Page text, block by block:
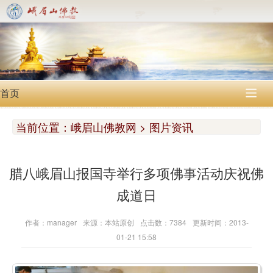
首页 
当前位置： 峨眉山佛教网 > 图片资讯
腊八峨眉山报国寺举行多项佛事活动庆祝佛
成道日
作者：manager 来源：本站原创 点击数：7384
更新时间：2013-
01-21 15:58